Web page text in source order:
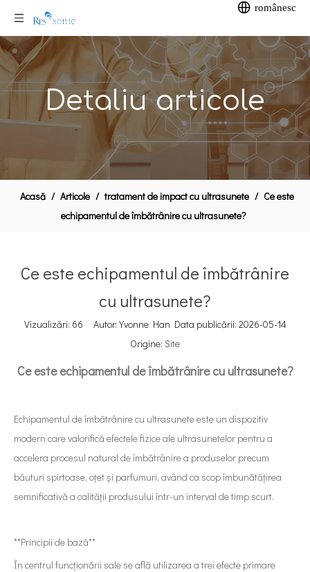
românesc
Detaliu articole
Acasă / Articole / tratament de impact cu ultrasunete / Ce este
echipamentul de îmbătrânire cu ultrasunete?
Ce este echipamentul de îmbătrânire
cu ultrasunete?
Vizualizări: 66 Autor: Yvonne Han Data publicării: 2026-05-14
Origine: Site
Ce este echipamentul de îmbătrânire cu ultrasunete?
Echipamentul de îmbătrânire cu ultrasunete este un dispozitiv
modern care valorifică efectele fizice ale ultrasunetelor pentru a
accelera procesul natural de îmbătrânire a produselor precum
băuturi spirtoase, oțet și parfumuri, având ca scop îmbunătățirea
semnificativă a calității produsului într-un interval de timp scurt.
**Principii de bază**
În centrul funcționării sale se află utilizarea a trei efecte primare